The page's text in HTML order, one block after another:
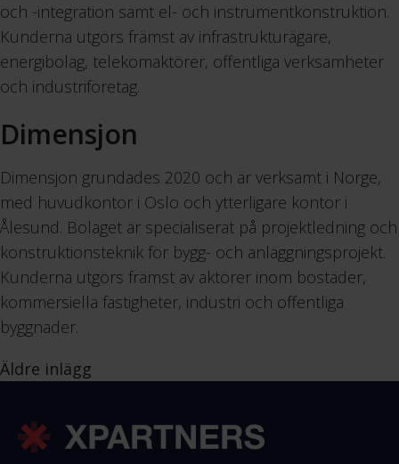
och -integration samt el- och instrumentkonstruktion.
Kunderna utgörs främst av infrastrukturägare,
energibolag, telekomaktörer, offentliga verksamheter
och industriföretag.
Dimensjon
Dimensjon grundades 2020 och är verksamt i Norge,
med huvudkontor i Oslo och ytterligare kontor i
Ålesund. Bolaget är specialiserat på projektledning och
konstruktionsteknik för bygg- och anläggningsprojekt.
Kunderna utgörs främst av aktörer inom bostäder,
kommersiella fastigheter, industri och offentliga
byggnader.
Inläggsnavigering
Äldre inlägg